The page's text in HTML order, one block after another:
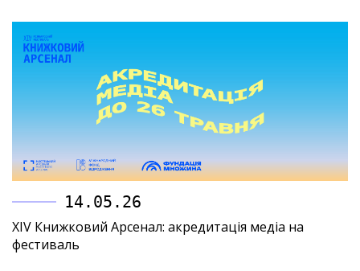
14.05.26
XIV Книжковий Арсенал: акредитація медіа на
фестиваль